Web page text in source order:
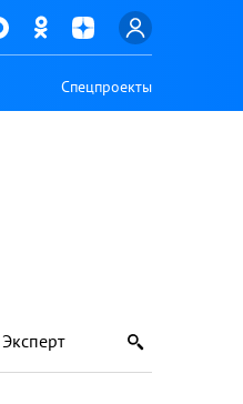
Спецпроекты
Эксперт